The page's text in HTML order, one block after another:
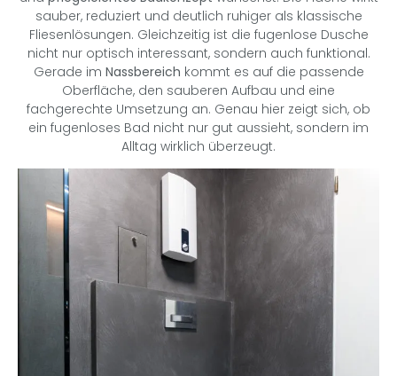
sauber, reduziert und deutlich ruhiger als klassische
Fliesenlösungen. Gleichzeitig ist die fugenlose Dusche
nicht nur optisch interessant, sondern auch funktional.
Gerade im Nassbereich kommt es auf die passende
Oberfläche, den sauberen Aufbau und eine
fachgerechte Umsetzung an. Genau hier zeigt sich, ob
ein fugenloses Bad nicht nur gut aussieht, sondern im
Alltag wirklich überzeugt.